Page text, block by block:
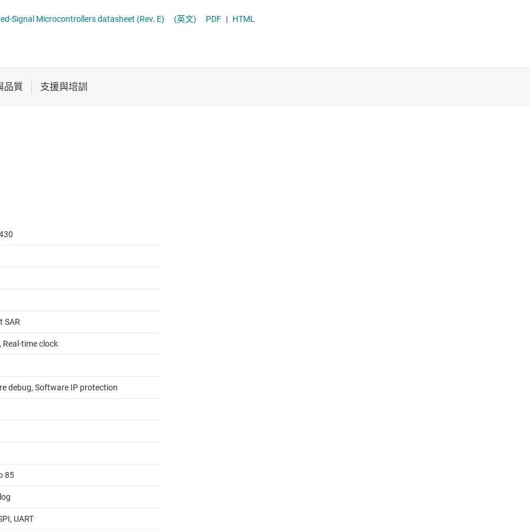
馬達驅動器
MSP430FR586x, MSP430FR584x Mixed-Signal Microcontrollers datasheet (Rev. E)
(英文) PDF | HTML
SAR
Real-time clock
debug, Software IP protection
85
UART